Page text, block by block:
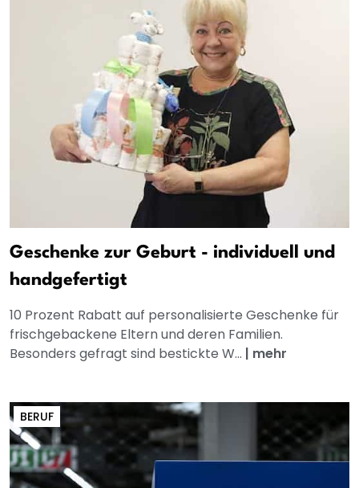
Geschenke zur Geburt - individuell und
handgefertigt
10 Prozent Rabatt auf personalisierte Geschenke für
frischgebackene Eltern und deren Familien.
Besonders gefragt sind bestickte W... | mehr
BERUF